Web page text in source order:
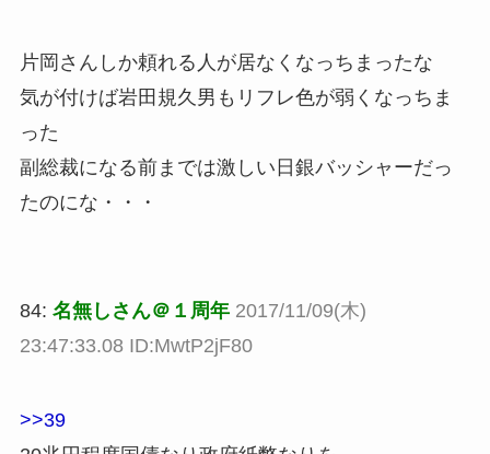
片岡さんしか頼れる人が居なくなっちまったな
気が付けば岩田規久男もリフレ色が弱くなっちま
った
副総裁になる前までは激しい日銀バッシャーだっ
たのにな・・・
84: 名無しさん＠１周年 2017/11/09(木)
23:47:33.08 ID:MwtP2jF80
>>39